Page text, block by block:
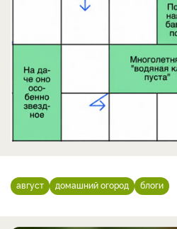
август домашний огород блоги